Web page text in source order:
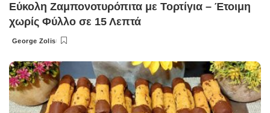
Εύκολη Ζαμπονοτυρόπιτα με Τορτίγια – Έτοιμη
χωρίς Φύλλο σε 15 Λεπτά
Posted
George Zolis